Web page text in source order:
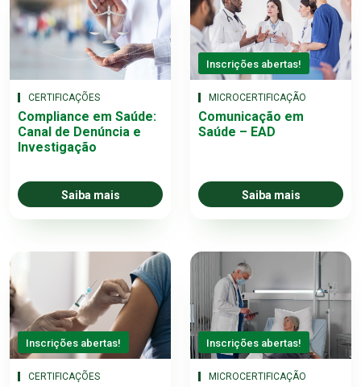
CERTIFICAÇÕES
Compliance em Saúde:
Canal de Denúncia e
Investigação
Saiba mais
Inscrições abertas!
MICROCERTIFICAÇÃO
Comunicação em
Saúde – EAD
Saiba mais
Inscrições abertas!
CERTIFICAÇÕES
Inscrições abertas!
MICROCERTIFICAÇÃO